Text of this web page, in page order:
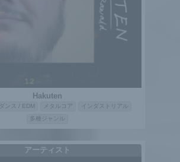
Hakuten
ダンス / EDM メタルコア
インダストリアル
多種ジャンル
アーティスト